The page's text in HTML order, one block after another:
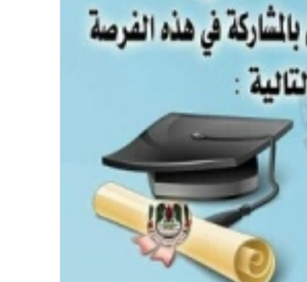
في احتفالية عيد الصحافة النجفية